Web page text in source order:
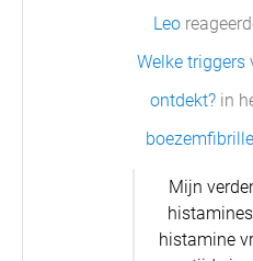
Leo
Welke triggers
ontdekt?in
Mijn
histamine